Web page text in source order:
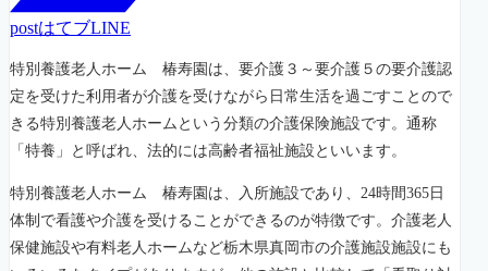
postはてブLINE
特別養護老人ホーム 椿寿園は、要介護３～要介護５の要介護認
定を受けた利用者が介護を受けながら日常生活を過ごすことので
きる特別養護老人ホームという分類の介護保険施設です。通称
「特養」と呼ばれ、法的には高齢者福祉施設といいます。
特別養護老人ホーム 椿寿園は、入所施設であり、24時間365日
体制で看護や介護を受けることができるのが特徴です。介護老人
保健施設や有料老人ホームなど栃木県真岡市の介護施設施設にも